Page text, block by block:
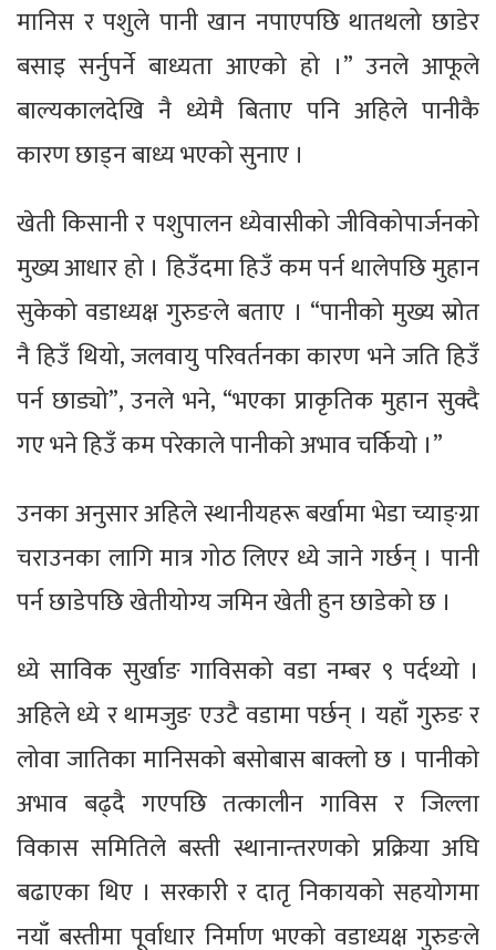
मानिस र पशुले पानी खान नपाएपछि थातथलो छाडेर
बसाइ सर्नुपर्ने बाध्यता आएको हो ।” उनले आफूले
बाल्यकालदेखि नै ध्येमै बिताए पनि अहिले पानीकै
कारण छाड्न बाध्य भएको सुनाए ।
खेती किसानी र पशुपालन ध्येवासीको जीविकोपार्जनको
मुख्य आधार हो । हिउँदमा हिउँ कम पर्न थालेपछि मुहान
सुकेको वडाध्यक्ष गुरुङले बताए । “पानीको मुख्य स्रोत
नै हिउँ थियो, जलवायु परिवर्तनका कारण भने जति हिउँ
पर्न छाड्यो”, उनले भने, “भएका प्राकृतिक मुहान सुक्दै
गए भने हिउँ कम परेकाले पानीको अभाव चर्कियो ।”
उनका अनुसार अहिले स्थानीयहरू बर्खामा भेडा च्याङ्ग्रा
चराउनका लागि मात्र गोठ लिएर ध्ये जाने गर्छन् । पानी
पर्न छाडेपछि खेतीयोग्य जमिन खेती हुन छाडेको छ ।
ध्ये साविक सुर्खाङ गाविसको वडा नम्बर ९ पर्दथ्यो ।
अहिले ध्ये र थामजुङ एउटै वडामा पर्छन् । यहाँ गुरुङ र
लोवा जातिका मानिसको बसोबास बाक्लो छ । पानीको
अभाव बढ्दै गएपछि तत्कालीन गाविस र जिल्ला
विकास समितिले बस्ती स्थानान्तरणको प्रक्रिया अघि
बढाएका थिए । सरकारी र दातृ निकायको सहयोगमा
नयाँ बस्तीमा पूर्वाधार निर्माण भएको वडाध्यक्ष गुरुङले